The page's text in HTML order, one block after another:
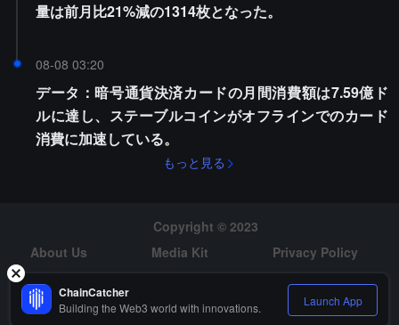
量は前月比21%減の1314枚となった。
08-08 03:20
データ：暗号通貨決済カードの月間消費額は7.59億ド
ルに達し、ステーブルコインがオフラインでのカード
消費に加速している。
もっと見る
Copyright © 2023
About Us
Media Kit
Privacy Policy
Risk Warning
Hiring
ChainCatcher
Building the Web3 world with innovations. Launch App